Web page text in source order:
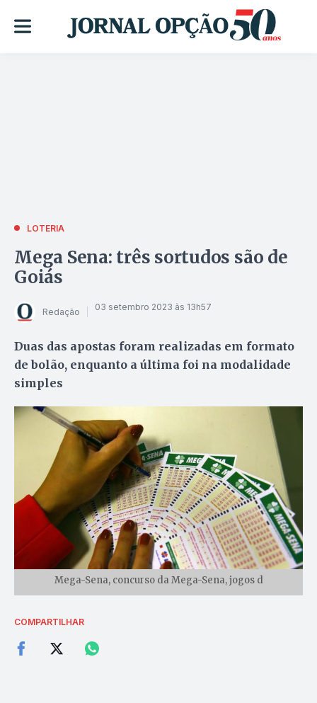
LOTERIA
Mega Sena: três sortudos são de
Goiás
Redação 03 setembro 2023 às 13h57
Duas das apostas foram realizadas em formato
de bolão, enquanto a última foi na modalidade
simples
Mega-Sena, concurso da Mega-Sena, jogos d
COMPARTILHAR